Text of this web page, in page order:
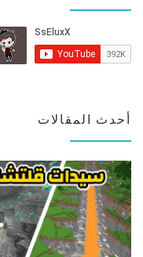
أحدث المقالات